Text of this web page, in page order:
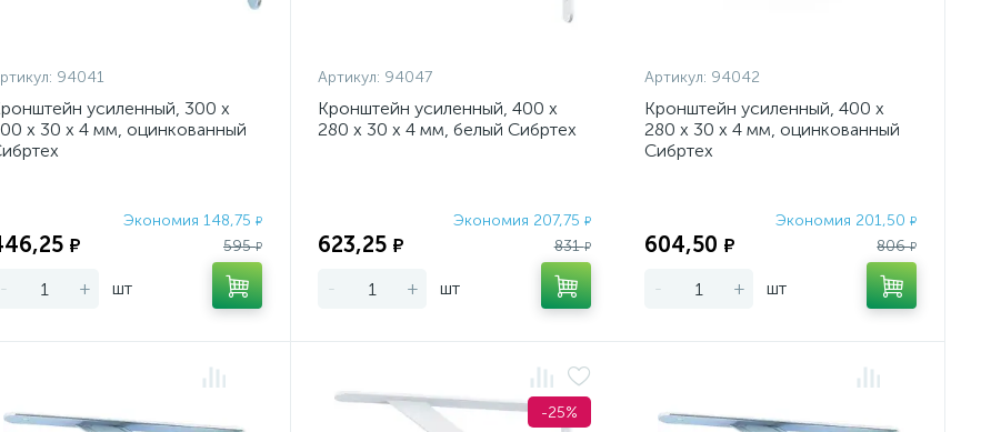
94041
усиленный, 300 х
х 30 х 4 мм, оцинкованный
Экономия 148,75 ₽
₽ 595₽
- + шт
Артикул: 94047
Кронштейн усиленный, 400 х
280 х 30 х 4 мм, белый Сибртех
Экономия 207,75 ₽
623,25 ₽ 831₽
- + шт
Артикул: 94042
Кронштейн усиленный, 400 х
280 х 30 х 4 мм, оцинкованный
Сибртех
Экономия 201,50₽
604,50 ₽ 806₽
- + шт
-25%